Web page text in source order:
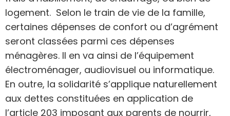
logement. Selon le train de vie de la famille,
certaines dépenses de confort ou d’agrément
seront classées parmi ces dépenses
ménagères. Il en va ainsi de l’équipement
électroménager, audiovisuel ou informatique.
En outre, la solidarité s’applique naturellement
aux dettes constituées en application de
l’article 203 imposant aux parents de nourrir,